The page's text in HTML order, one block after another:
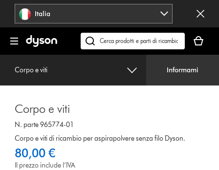
navigazione Italia
Cerca
su
carrello
è
Corpo e viti Informami
Corpo e viti
N. parte 965774-01
Corpo e viti di ricambio per aspirapolvere senza filo Dyson.
80,00 €
Il prezzo include l’IVA